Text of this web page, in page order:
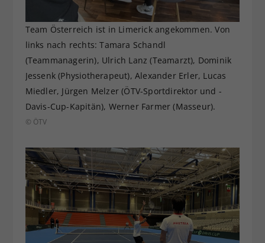
Team Österreich ist in Limerick angekommen. Von
links nach rechts: Tamara Schandl
(Teammanagerin), Ulrich Lanz (Teamarzt), Dominik
Jessenk (Physiotherapeut), Alexander Erler, Lucas
Miedler, Jürgen Melzer (ÖTV-Sportdirektor und -
Davis-Cup-Kapitän), Werner Farmer (Masseur).
© ÖTV